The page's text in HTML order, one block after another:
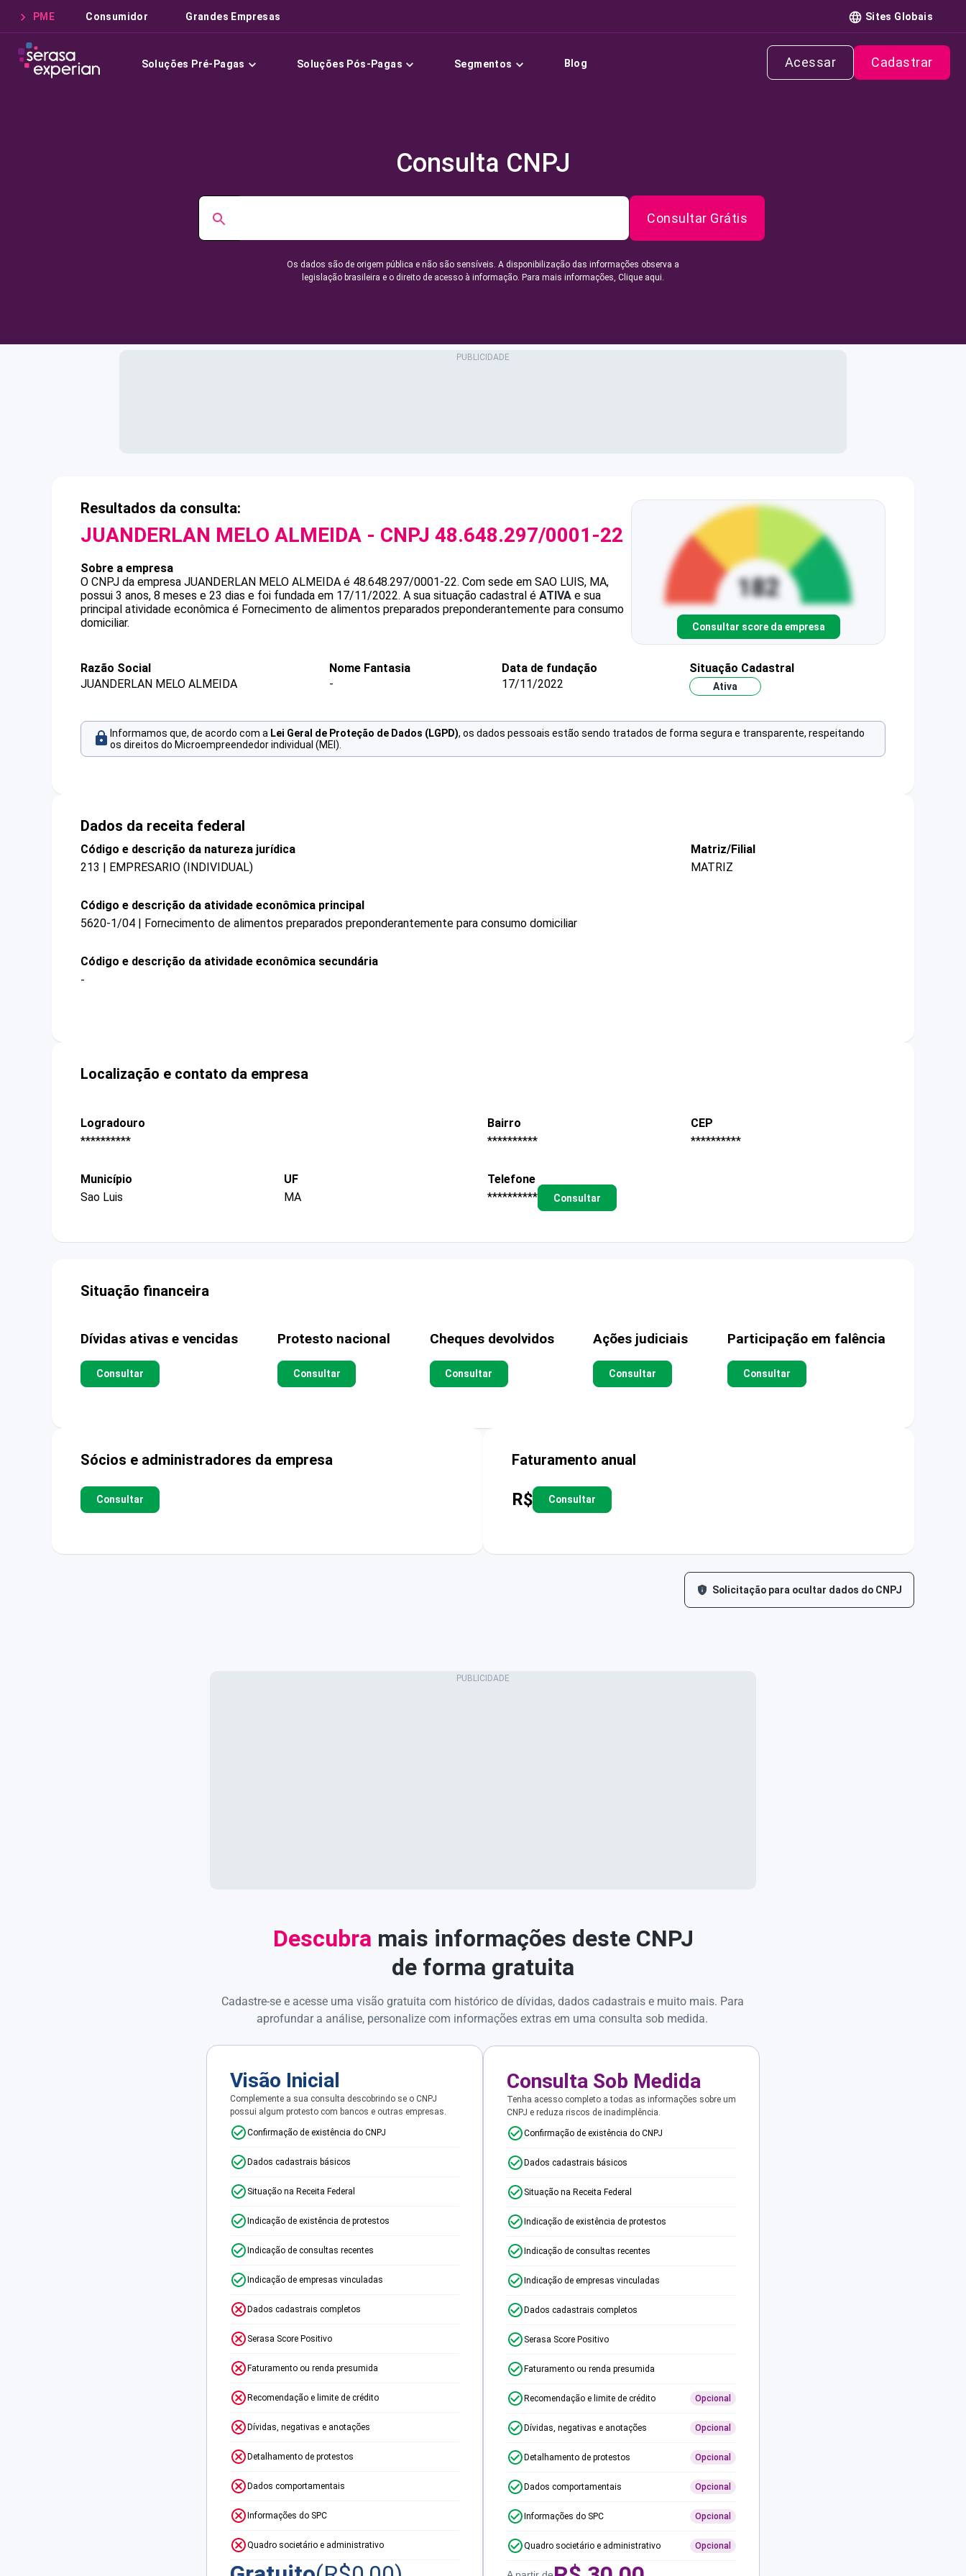
PME Consumidor Grandes Empresas Sites Globais
Soluções Pré-Pagas Soluções Pós-Pagas Segmentos Blog Acessar Cadastrar
Consulta CNPJ
Consultar Grátis
Os dados são de origem pública e não são sensíveis. A disponibilização das informações observa a
legislação brasileira e o direito de acesso à informação. Para mais informações, Clique aqui.
Resultados da consulta:
JUANDERLAN MELO ALMEIDA - CNPJ 48.648.297/0001-22
Sobre a empresa
O CNPJ da empresa JUANDERLAN MELO ALMEIDA é 48.648.297/0001-22. Com sede em SAO LUIS, MA,
possui 3 anos, 8 meses e 23 dias e foi fundada em 17/11/2022. A sua situação cadastral é ATIVA e sua
principal atividade econômica é Fornecimento de alimentos preparados preponderantemente para consumo
domiciliar.
Consultar score da empresa
Razão Social
JUANDERLAN MELO ALMEIDA
Nome Fantasia
-
Data de fundação
17/11/2022
Situação Cadastral
Ativa
Informamos que, de acordo com a Lei Geral de Proteção de Dados (LGPD), os dados pessoais estão sendo tratados de forma segura e transparente, respeitando
os direitos do Microempreendedor individual (MEI).
Dados da receita federal
Código e descrição da natureza jurídica
213 | EMPRESARIO (INDIVIDUAL)
Matriz/Filial
MATRIZ
Código e descrição da atividade econômica principal
5620-1/04 | Fornecimento de alimentos preparados preponderantemente para consumo domiciliar
Código e descrição da atividade econômica secundária
-
Localização e contato da empresa
Logradouro
**********
Bairro
**********
CEP
**********
Município
Sao Luis
UF
MA
Telefone
**********
Consultar
Situação financeira
Dívidas ativas e vencidas
Consultar
Protesto nacional
Consultar
Cheques devolvidos
Consultar
Ações judiciais
Consultar
Participação em falência
Consultar
Sócios e administradores da empresa
Consultar
Faturamento anual
R$ Consultar
Solicitação para ocultar dados do CNPJ
Descubra mais informações deste CNPJ
de forma gratuita
Cadastre-se e acesse uma visão gratuita com histórico de dívidas, dados cadastrais e muito mais. Para
aprofundar a análise, personalize com informações extras em uma consulta sob medida.
Visão Inicial
Complemente a sua consulta descobrindo se o CNPJ
possui algum protesto com bancos e outras empresas.
Confirmação de existência do CNPJ
Dados cadastrais básicos
Situação na Receita Federal
Indicação de existência de protestos
Indicação de consultas recentes
Indicação de empresas vinculadas
Dados cadastrais completos
Serasa Score Positivo
Faturamento ou renda presumida
Recomendação e limite de crédito
Dívidas, negativas e anotações
Detalhamento de protestos
Dados comportamentais
Informações do SPC
Quadro societário e administrativo
Consulta Sob Medida
Tenha acesso completo a todas as informações sobre um
CNPJ e reduza riscos de inadimplência.
Confirmação de existência do CNPJ
Dados cadastrais básicos
Situação na Receita Federal
Indicação de existência de protestos
Indicação de consultas recentes
Indicação de empresas vinculadas
Dados cadastrais completos
Serasa Score Positivo
Faturamento ou renda presumida
Recomendação e limite de crédito Opcional
Dívidas, negativas e anotações Opcional
Detalhamento de protestos Opcional
Dados comportamentais Opcional
Informações do SPC Opcional
Quadro societário e administrativo Opcional